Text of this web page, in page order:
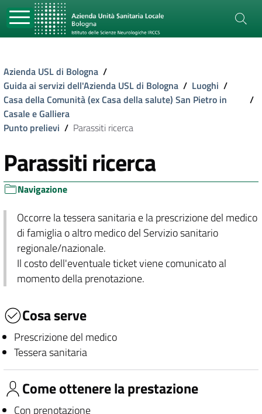
Azienda USL di Bologna /
Guida ai servizi dell'Azienda USL di Bologna / Luoghi /
Casa della Comunità (ex Casa della salute) San Pietro in
Casale e Galliera
/
Punto prelievi / Parassiti ricerca
Parassiti ricerca
Navigazione
Occorre la tessera sanitaria e la prescrizione del medico
di famiglia o altro medico del Servizio sanitario
regionale/nazionale.
Il costo dell'eventuale ticket viene comunicato al
momento della prenotazione.
Cosa serve
Prescrizione del medico
Tessera sanitaria
Come ottenere la prestazione
Con prenotazione